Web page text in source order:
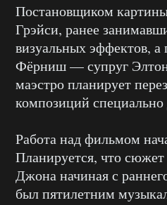
Постановщиком
Грэйси, ранее
визуальных эффектов,
Фёрниш — супруг
маэстро планирует
композиций
Работа над фильмом
Планируется, что
Джона начиная с
был пятилетним